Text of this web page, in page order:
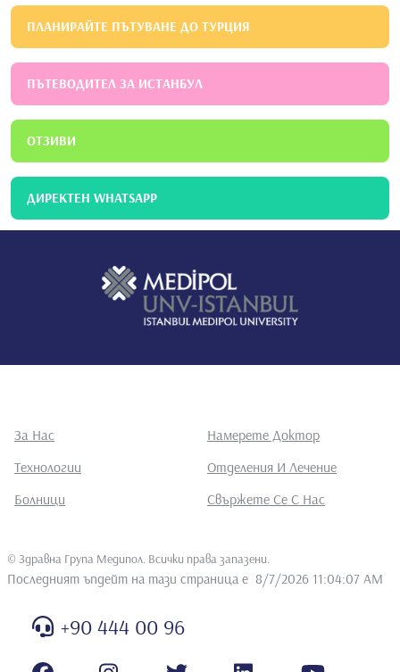
ПЛАНИРАЙТЕ ПЪТУВАНЕ ДО ТУРЦИЯ
ПЪТЕВОДИТЕЛ ЗА ИСТАНБУЛ
ОТЗИВИ
ДИРЕКТЕН WHATSAPP
За Нас
Намерете Доктор
Технологии
Отделения И Лечение
Болници
Свържете Се С Нас
© Здравна Група Медипол. Всички права запазени
Последният ъпдейт на тази страница е 8/7/2026 11:04:07 AM
+90 444 00 96